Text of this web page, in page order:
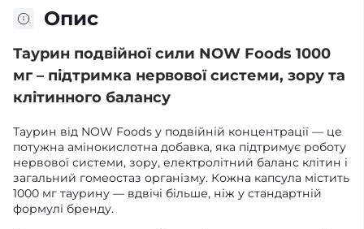
Опис
Таурин подвійної сили NOW Foods 1000
мг – підтримка нервової системи, зору та
клітинного балансу
Таурин від NOW Foods у подвійній концентрації — це
потужна амінокислотна добавка, яка підтримує роботу
нервової системи, зору, електролітний баланс клітин і
загальний гомеостаз організму. Кожна капсула містить
1000 мг таурину — вдвічі більше, ніж у стандартній
формулі бренду.